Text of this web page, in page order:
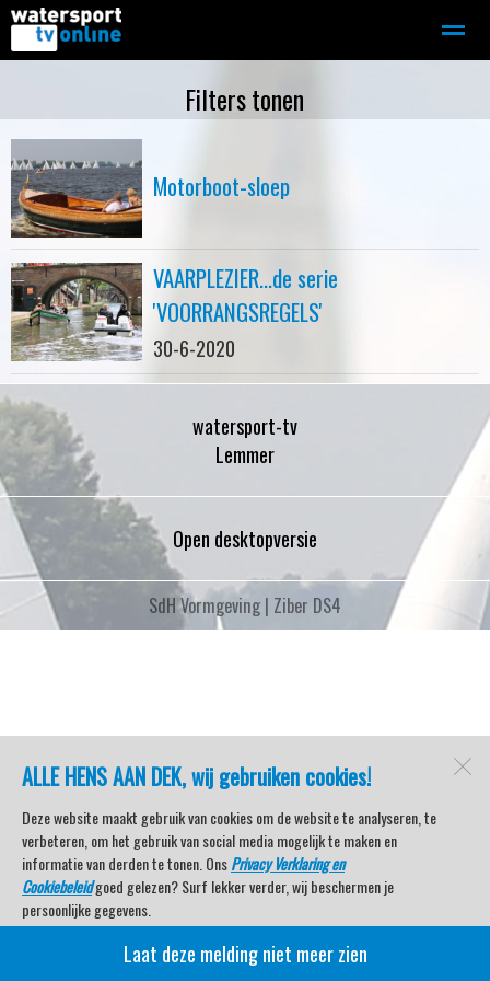
Motorboot-sloep Adverteren
Home Contact
ALLE HENS AAN DEK, wij gebruiken cookies!
Deze website maakt gebruik van cookies om de website te analyseren, te
verbeteren, om het gebruik van social media mogelijk te maken en
informatie van derden te tonen. OnsPrivacy Verklaring en
Cookiebeleidgoed gelezen? Surf lekker verder, wij beschermen je
persoonlijke gegevens.
Veel kijkplezier met Watersport TV Beleving & Nieuws!
Laat deze melding niet meer zien
Filters tonen
Motorboot-sloep
VAARPLEZIER...de serie
'VOORRANGSREGELS'
30-6-2020
watersport-tv
Lemmer
Open desktopversie
SdH Vormgeving | Ziber DS4